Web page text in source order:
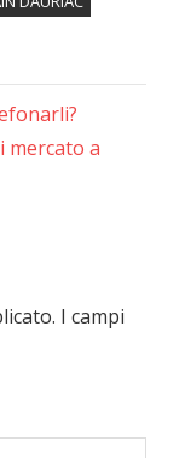
mercato a
I campi